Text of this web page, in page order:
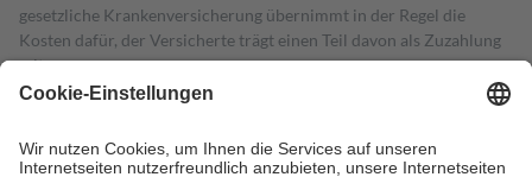
gesetzliche Krankenversicherung übernimmt in der Regel die
Kosten dafür, der Versicherte trägt einen Teil davon als Zuzahlung
mit.
Grundsätzlich leisten Mitglieder Zuzahlungen in Höhe von zehn
höchstens zehn Euro.
Es sind jedoch nie mehr als die tatsächlichen
Kosten der Leistung zu entrichten.